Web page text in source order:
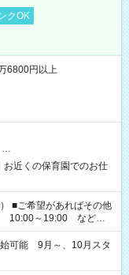
クOK
6800円以上
…
お近くの保育園でのお仕
10:00～19:00 など
を持って夕飯の準備がし
など、ご希望があれば教
務時間。 合計で週40時
可能 9月～、10月スタ